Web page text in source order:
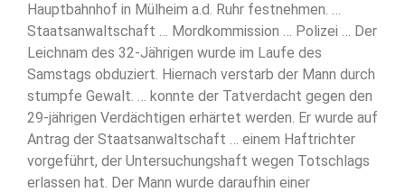
Hauptbahnhof in Mülheim a.d. Ruhr festnehmen. …
Staatsanwaltschaft … Mordkommission … Polizei … Der
Leichnam des 32-Jährigen wurde im Laufe des
Samstags obduziert. Hiernach verstarb der Mann durch
stumpfe Gewalt. … konnte der Tatverdacht gegen den
29-jährigen Verdächtigen erhärtet werden. Er wurde auf
Antrag der Staatsanwaltschaft … einem Haftrichter
vorgeführt, der Untersuchungshaft wegen Totschlags
erlassen hat. Der Mann wurde daraufhin einer